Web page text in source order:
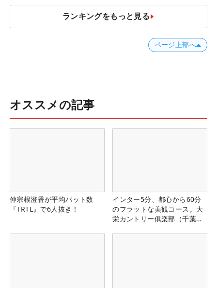
ランキングをもっと見る
ページ上部へ
オススメの記事
仲宗根澄香が平均パット数
『TRTL』で6人抜き！
インター5分、都心から60分
のフラットな美観コース。大
栄カントリー俱楽部（千葉